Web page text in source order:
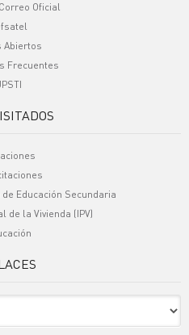
Oficial
Abiertos
Frecuentes
Educación Secundaria
de la Vivienda (IPV)